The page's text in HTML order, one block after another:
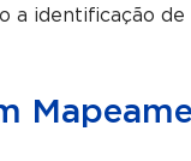
a identificação de